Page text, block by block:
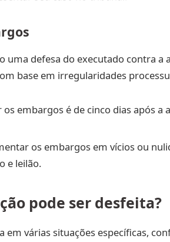
uma defesa do executado contra a
base em irregularidades
embargos é de cinco dias após a
os embargos em vícios ou
e leilão.
pode ser desfeita?
em várias situações específicas,